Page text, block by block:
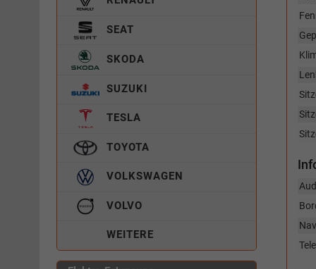
SEAT
SKODA
SUZUKI
TESLA
TOYOTA
VOLKSWAGEN
VOLVO
WEITERE